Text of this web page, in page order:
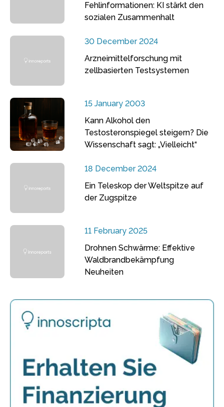
Fehlinformationen: KI stärkt den
sozialen Zusammenhalt
30 December 2024
Arzneimittelforschung mit
zellbasierten Testsystemen
15 January 2003
Kann Alkohol den
Testosteronspiegel steigern? Die
Wissenschaft sagt: „Vielleicht“
18 December 2024
Ein Teleskop der Weltspitze auf
der Zugspitze
11 February 2025
Drohnen Schwärme: Effektive
Waldbrandbekämpfung
Neuheiten